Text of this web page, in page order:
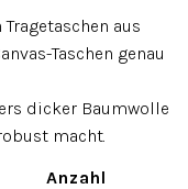
aus
Taschen genau
dicker Baumwolle
macht.
Anzahl